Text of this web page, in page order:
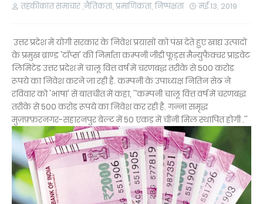
तहकीकात समाचार ,नैतिकता, प्रमाणिकता, निष्पक्षता मई 13, 2019
उत्तर प्रदेश में योगी सरकार के निवेश प्रयासों को पंख देते हुए खाद्य उत्पादों
के प्रमुख ब्राण्ड 'टॉप्स' की निर्माता कम्पनी जीडी फूड्स मैन्युफैक्चर प्राइवेट
लिमिटेड उत्तर प्रदेश में चालू वित्त वर्ष में चरणबद्ध तरीके से 500 करोड
रूपये का निवेश करने जा रही है. कम्पनी के उपाध्यक्ष नितिन सेठ ने
रविवार को 'भाषा' से बातचीत में कहा, ''कम्पनी चालू वित्त वर्ष में चरणबद्ध
तरीके से 500 करोड़ रूपये का निवेश कर रही है. गन्ना समृद्ध
मुज़फ़्फ़रनगर-सहारनपुर बेल्ट में 50 एकड़ में चीनी मिल स्थापित होगी .''